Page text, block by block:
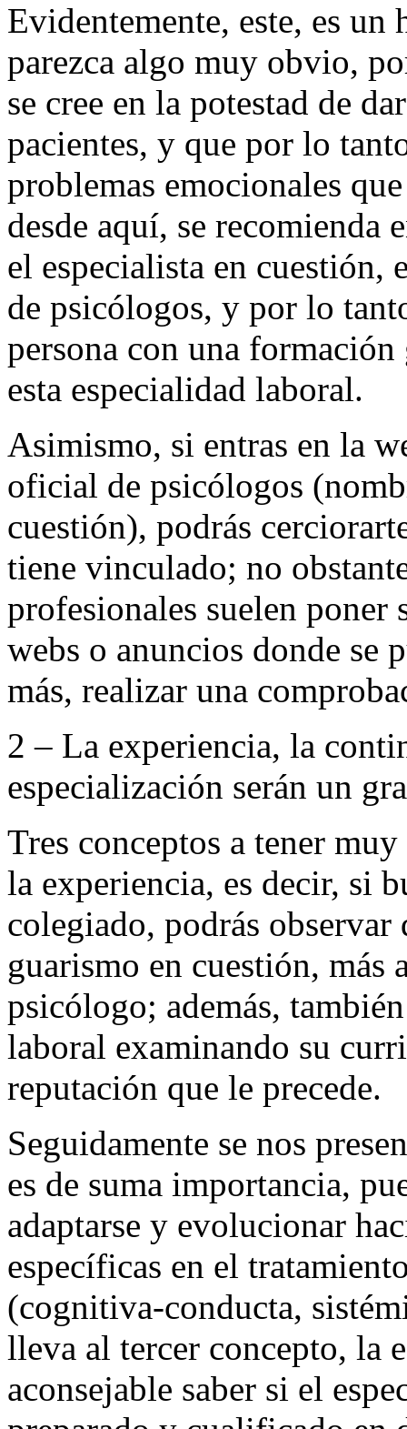
Evidentemente, este, es
parezca algo muy obvio,
se cree en la potestad de
pacientes, y que por lo
problemas emocionales
desde aquí, se recomienda
el especialista en
de psicólogos, y por lo
persona con una
esta especialidad laboral.
Asimismo, si entras en la
oficial de psicólogos
cuestión), podrás
tiene vinculado; no
profesionales suelen poner
webs o anuncios donde se
más, realizar una
2 – La experiencia, la
especialización serán un
Tres conceptos a tener
la experiencia, es decir, si
colegiado, podrás observar
guarismo en cuestión, más
psicólogo; además,
laboral examinando su
reputación que le precede.
Seguidamente se nos
es de suma importancia,
adaptarse y evolucionar
específicas en el
(cognitiva-conducta,
lleva al tercer concepto, la
aconsejable saber si el